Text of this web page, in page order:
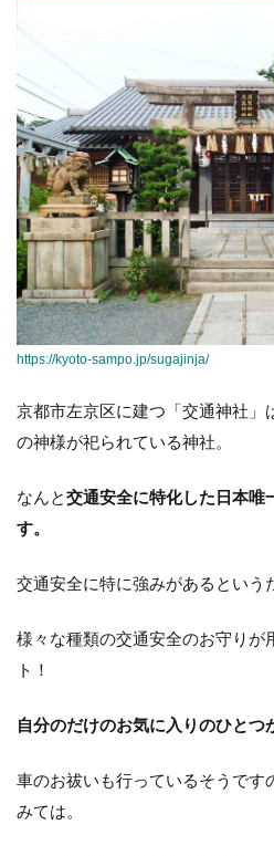
https://kyoto-sampo.jp/sugajinja/
京都市左京区に建つ「交通神社」
の神様が祀られている神社。
なんと交通安全に特化した日本唯
す。
交通安全に特に強みがあるという
様々な種類の交通安全のお守りが
ト！
自分のだけのお気に入りのひとつ
車のお祓いも行っているそうです
みては。